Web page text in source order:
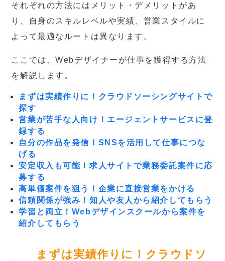
それぞれの方法にはメリット・デメリットがあ
り、自身のスキルレベルや実績、営業スタイルに
よって最適なルートは異なります。
ここでは、Webデザイナーが仕事を獲得する方法
を解説します。
まずは実績作りに！クラウドソーシングサイトで
探す
営業が苦手な人向け！エージェントサービスに登
録する
自分の作品を発信！SNSを活用して仕事につな
げる
安定収入も可能！求人サイトで業務委託案件に応
募する
高単価案件を狙う！企業に直接営業をかける
信頼関係が強み！知人や友人から紹介してもらう
学習と両立！Webデザインスクールから案件を
紹介してもらう
まずは実績作りに！クラウドソ